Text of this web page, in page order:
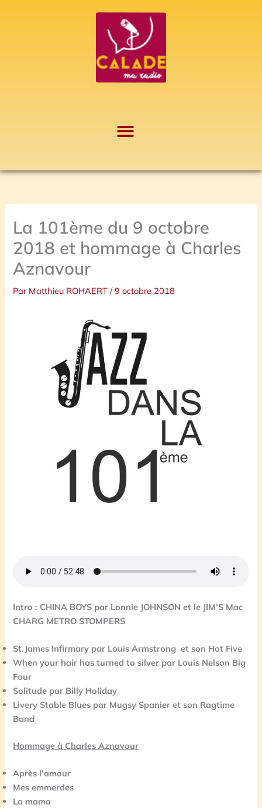
La 101ème du 9 octobre
2018 et hommage à Charles
Aznavour
Par Matthieu ROHAERT/9 octobre 2018
Intro : CHINA BOYS par Lonnie JOHNSON et le JIM’S Mac
CHARG METRO STOMPERS
St.James Infirmary par Louis Armstrong et son Hot Five
When your hair has turned to silver par Louis Nelson Big
Four
Solitude par Billy Holiday
Livery Stable Blues par Mugsy Spanier et son Ragtime
Band
Hommage à Charles Aznavour
Après l’amour
Mes emmerdes
La mama